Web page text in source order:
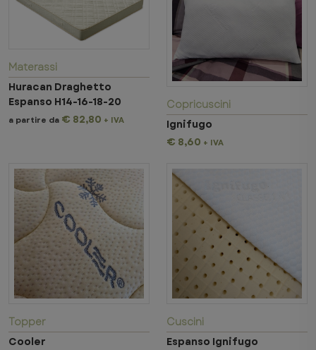
Materassi
Huracan Draghetto
Espanso H14-16-18-20
a partire da € 82,80 + IVA
Copricuscini
Ignifugo
€ 8,60 + IVA
Topper
Cooler
Cuscini
Espanso Ignifugo